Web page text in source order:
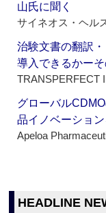
山氏に聞く
サイネオス・ヘル
治験文書の翻訳
導入できるかーそ
TRANSPERFECT
グローバル
品イノベーショ
Apeloa
HEADLINE